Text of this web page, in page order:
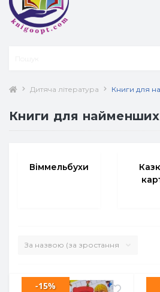
Дитяча література Книги для
Книги для найменших
Віммельбухи
-15%